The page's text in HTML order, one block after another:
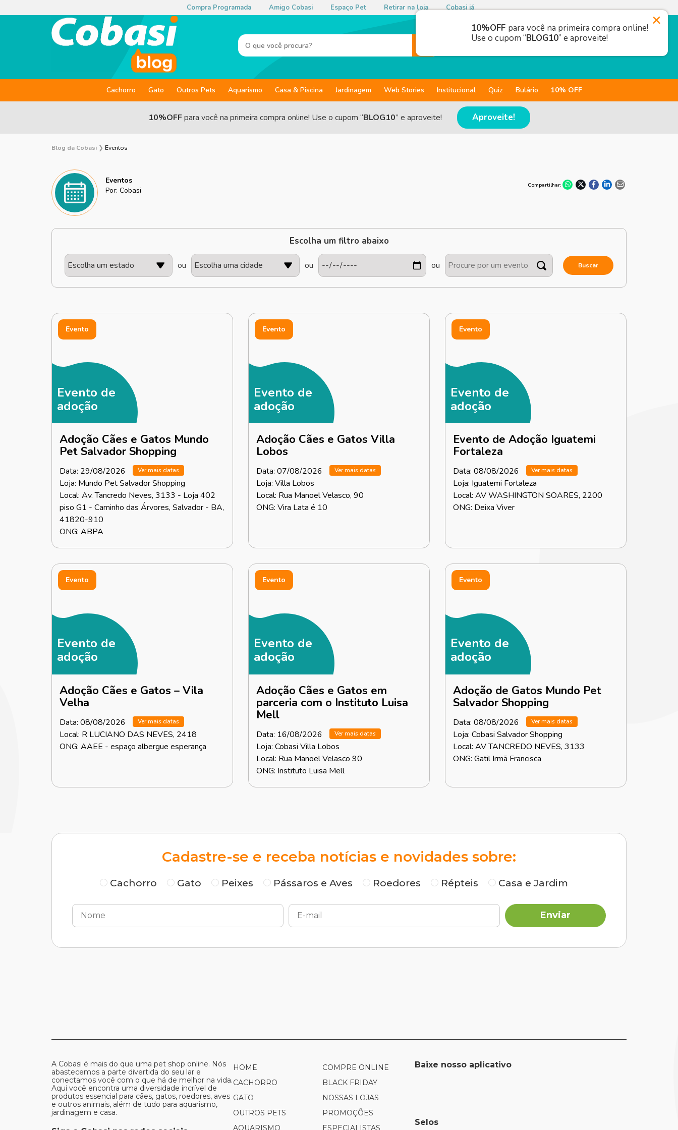
Compra Programada Amigo Cobasi Espaço Pet Retirar na loja Cobasi já
Cachorro Gato Outros Pets Aquarismo Casa & Piscina Jardinagem Web Stories Institucional Quiz Bulário 10% OFF
10%OFFpara você na primeira compra online! Use o cupom “BLOG10” e aproveite! Aproveite!
Blog da Cobasi ❯ Eventos
Eventos
Por: Cobasi
Compartilhar:
Escolha um filtro abaixo
ou ou ou Buscar
Evento
Evento de
adoção
Adoção Cães e Gatos Mundo
Pet Salvador Shopping
Data: 29/08/2026 Ver mais datas
Loja: Mundo Pet Salvador Shopping
Local: Av. Tancredo Neves, 3133 - Loja 402
piso G1 - Caminho das Árvores, Salvador - BA,
41820-910
ONG: ABPA
Evento
Evento de
adoção
Adoção Cães e Gatos Villa
Lobos
Data: 07/08/2026 Ver mais datas
Loja: Villa Lobos
Local: Rua Manoel Velasco, 90
ONG: Vira Lata é 10
Evento
Evento de
adoção
Evento de Adoção Iguatemi
Fortaleza
Data: 08/08/2026 Ver mais datas
Loja: Iguatemi Fortaleza
Local: AV WASHINGTON SOARES, 2200
ONG: Deixa Viver
Evento
Evento de
adoção
Adoção Cães e Gatos – Vila
Velha
Data: 08/08/2026 Ver mais datas
Local: R LUCIANO DAS NEVES, 2418
ONG: AAEE - espaço albergue esperança
Evento
Evento de
adoção
Adoção Cães e Gatos em
parceria com o Instituto Luisa
Mell
Data: 16/08/2026 Ver mais datas
Loja: Cobasi Villa Lobos
Local: Rua Manoel Velasco 90
ONG: Instituto Luisa Mell
Evento
Evento de
adoção
Adoção de Gatos Mundo Pet
Salvador Shopping
Data: 08/08/2026 Ver mais datas
Loja: Cobasi Salvador Shopping
Local: AV TANCREDO NEVES, 3133
ONG: Gatil Irmã Francisca
10%OFF para você na primeira compra online!
Use o cupom “BLOG10” e aproveite!
Cadastre-se e receba notícias e novidades sobre:
Cachorro Gato Peixes Pássaros e Aves Roedores Répteis Casa e Jardim
A Cobasi é mais do que uma pet shop online. Nós
abastecemos a parte divertida do seu lar e
conectamos você com o que há de melhor na vida.
Aqui você encontra uma diversidade incrível de
produtos essencial para cães, gatos, roedores, aves
e outros animais, além de tudo para aquarismo,
jardinagem e casa.
HOME
CACHORRO
GATO
OUTROS PETS
AQUARISMO
COMPRE ONLINE
BLACK FRIDAY
NOSSAS LOJAS
PROMOÇÕES
ESPECIALISTAS
Baixe nosso aplicativo
Selos